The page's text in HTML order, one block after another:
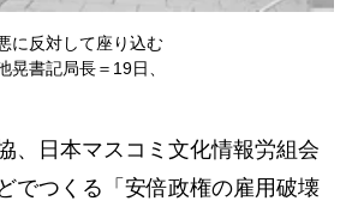
に反対して座り込む
晃書記局長＝19日、
、日本マスコミ文化情報労組会
でつくる「安倍政権の雇用破壊